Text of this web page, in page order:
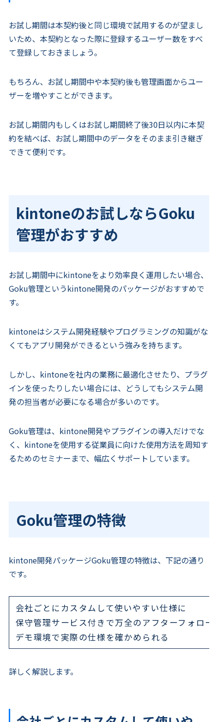
お試し期間は本契約後と同じ環境で試用するのが望まし
いため、本契約となった際に登録するユーザー数をすべ
て登録しておきましょう。
もちろん、お試し期間中や本契約後も管理画面からユー
ザーを増やすことができます。
お試し期間内もしくはお試し期間終了後30日以内に本契
約を結べば、お試し期間中のデータをそのまま引き継ぎ
できて便利です。
kintoneのお試しならGoku
管理がおすすめ
お試し期間中にkintoneをより効率良く運用したい場合、
Goku管理というkintone開発のパッケージがおすすめで
す。
kintoneはシステム開発経験やプログラミングの知識がな
くてもアプリ開発ができるという強みを持ちます。
しかし、kintoneを社内の業務に最適化させたり、プラグ
インを使ったりしたい場合には、どうしてもシステム開
発の担当者が必要になる場合が多いのです。
Goku管理は、kintone開発やプラグインの導入だけでな
く、kintoneを使用する従業員に向けた使用方法を周知す
るためのセミナーまで、幅広くサポートしています。
Goku管理の特徴
kintone開発パッケージGoku管理の特徴は、下記の通り
です。
会社ごとにカスタムして使いやすい仕様に
保守管理サービス付きで万全のアフターフォロー
デモ環境で実際の仕様を確かめられる
詳しく解説します。